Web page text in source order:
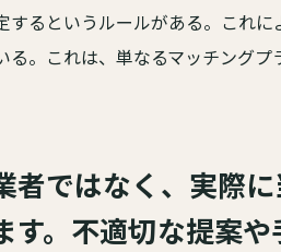
るというルールがある。これ
。これは、単なるマッチング
者ではなく、実際
す。不適切な提案